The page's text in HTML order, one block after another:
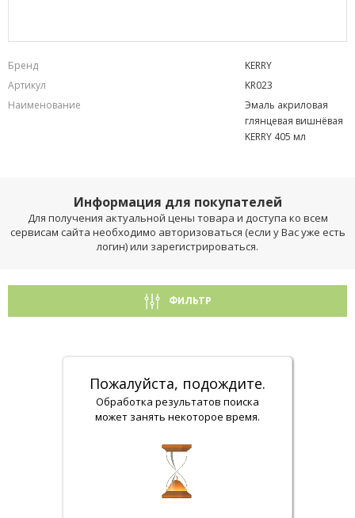
Бренд
KERRY
Артикул
KR023
Наименование
Эмаль акриловая
глянцевая вишнёвая
KERRY 405 мл
Информация для покупателей
Для получения актуальной цены товара и доступа ко всем
сервисам сайта необходимо авторизоваться (если у Вас уже есть
логин) или зарегистрироваться.
ФИЛЬТР
Пожалуйста, подождите.
Обработка результатов поиска
может занять некоторое время.